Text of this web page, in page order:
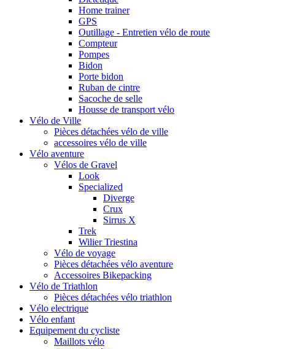
Home trainer
GPS
Outillage - Entretien vélo de route
Compteur
Pompes
Bidon
Porte bidon
Ruban de cintre
Sacoche de selle
Housse de transport vélo
Vélo de Ville
Pièces détachées vélo de ville
accessoires vélo de ville
Vélo aventure
Vélos de Gravel
Look
Specialized
Diverge
Crux
Sirrus X
Trek
Wilier Triestina
Vélo de voyage
Pièces détachées vélo aventure
Accessoires Bikepacking
Vélo de Triathlon
Pièces détachées vélo triathlon
Vélo electrique
Vélo enfant
Equipement du cycliste
Maillots vélo